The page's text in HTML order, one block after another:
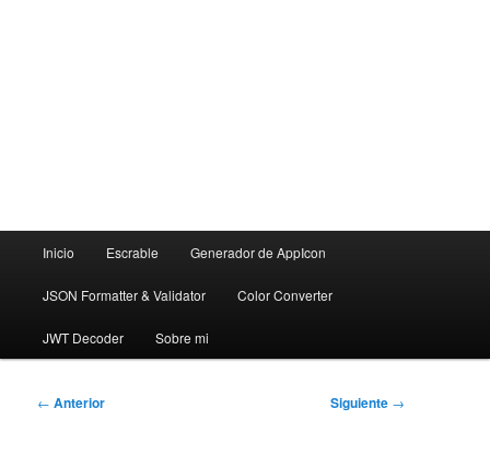
Inicio Escrable Generador de AppIcon
JSON Formatter & Validator Color Converter
JWT Decoder Sobre mi
Navegación
← Anterior Siguiente →